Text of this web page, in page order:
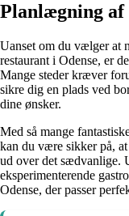
Planlægning af
Uanset om du vælger at
restaurant i Odense, er
Mange steder kræver
sikre dig en plads ved
dine ønsker.
Med så mange
kan du være sikker på,
ud over det sædvanlige.
eksperimenterende
Odense, der passer